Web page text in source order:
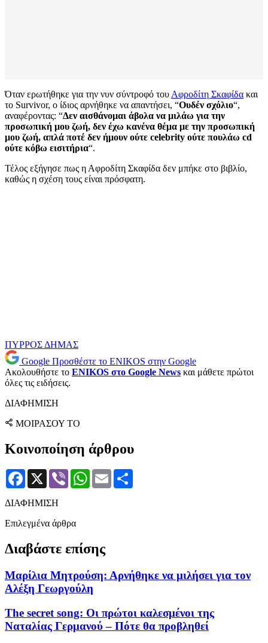
Όταν ερωτήθηκε για την νυν σύντροφό του Αφροδίτη Σκαφίδα και
το Survivor, ο ίδιος αρνήθηκε να απαντήσει, “Ουδέν σχόλιο“,
αναφέροντας: “Δεν αισθάνομαι άβολα να μιλάω για την
προσωπική μου ζωή, δεν έχω κανένα θέμα με την προσωπική
μου ζωή, απλά ποτέ δεν ήμουν ούτε celebrity ούτε πουλάω cd
ούτε κόβω εισιτήρια“.
Τέλος εξήγησε πως η Αφροδίτη Σκαφίδα δεν μπήκε στο βιβλίο,
καθώς η σχέση τους είναι πρόσφατη.
ΠΥΡΡΟΣ ΔΗΜΑΣ
Google Προσθέστε το ENIKOS στην Google
Ακολουθήστε το ENIKOS στο Google News και μάθετε πρώτοι
όλες τις ειδήσεις.
ΔΙΑΦΗΜΙΣΗ
ΜΟΙΡΑΣΟΥ ΤΟ
Κοινοποίηση άρθρου
Facebook
X Viber WhatsApp
Email
ΔΙΑΦΗΜΙΣΗ
Επιλεγμένα άρθρα
Διαβάστε επίσης
Μαρίλια Μητρούση: Αρνήθηκε να μιλήσει για τον
Αλέξη Γεωργούλη
The secret song: Οι πρώτοι καλεσμένοι της
Ναταλίας Γερμανού – Πότε θα προβληθεί